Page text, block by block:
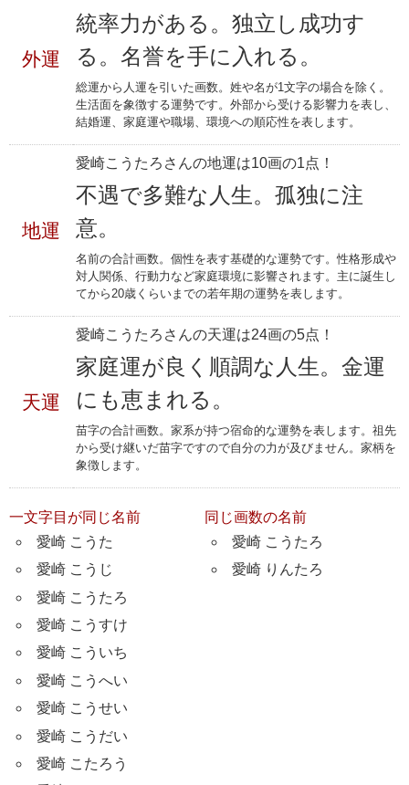
外運
統率力がある。独立し成功す
る。名誉を手に入れる。
総運から人運を引いた画数。姓や名が1文字の場合を除く。
生活面を象徴する運勢です。外部から受ける影響力を表し、
結婚運、家庭運や職場、環境への順応性を表します。
地運
愛崎こうたろさんの地運は10画の1点！
不遇で多難な人生。孤独に注
意。
名前の合計画数。個性を表す基礎的な運勢です。性格形成や
対人関係、行動力など家庭環境に影響されます。主に誕生し
てから20歳くらいまでの若年期の運勢を表します。
天運
愛崎こうたろさんの天運は24画の5点！
家庭運が良く順調な人生。金運
にも恵まれる。
苗字の合計画数。家系が持つ宿命的な運勢を表します。祖先
から受け継いだ苗字ですので自分の力が及びません。家柄を
象徴します。
一文字目が同じ名前
愛崎 こうた
愛崎 こうじ
愛崎 こうたろ
愛崎 こうすけ
愛崎 こういち
愛崎 こうへい
愛崎 こうせい
愛崎 こうだい
愛崎 こたろう
同じ画数の名前
愛崎 こうたろ
愛崎 りんたろ